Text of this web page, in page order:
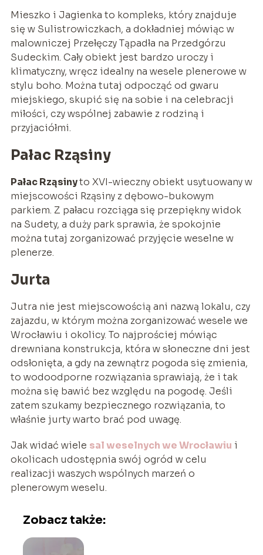
Mieszko i Jagienka to kompleks, który znajduje
się w Sulistrowiczkach, a dokładniej mówiąc w
malowniczej Przełęczy Tąpadła na Przedgórzu
Sudeckim. Cały obiekt jest bardzo uroczy i
klimatyczny, wręcz idealny na wesele plenerowe w
stylu boho. Można tutaj odpocząć od gwaru
miejskiego, skupić się na sobie i na celebracji
miłości, czy wspólnej zabawie z rodziną i
przyjaciółmi.
Pałac Rząsiny
Pałac Rząsinyto XVI-wieczny obiekt usytuowany w
miejscowości Rząsiny z dębowo-bukowym
parkiem. Z pałacu rozciąga się przepiękny widok
na Sudety, a duży park sprawia, że spokojnie
można tutaj zorganizować przyjęcie weselne w
plenerze.
Jurta
Jutra nie jest miejscowością ani nazwą lokalu, czy
zajazdu, w którym można zorganizować wesele we
Wrocławiu i okolicy. To najprościej mówiąc
drewniana konstrukcja, która w słoneczne dni jest
odsłonięta, a gdy na zewnątrz pogoda się zmienia,
to wodoodporne rozwiązania sprawiają, że i tak
można się bawić bez względu na pogodę. Jeśli
zatem szukamy bezpiecznego rozwiązania, to
właśnie jurty warto brać pod uwagę.
Jak widać wiele sal weselnych we Wrocławiu i
okolicach udostępnia swój ogród w celu
realizacji waszych wspólnych marzeń o
plenerowym weselu.
Zobacz także: